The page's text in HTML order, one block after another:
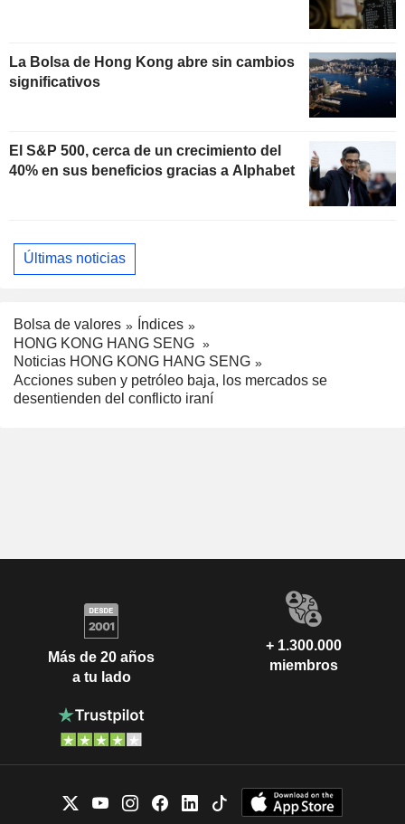
La Bolsa de Hong Kong abre sin cambios
significativos
El S&P 500, cerca de un crecimiento del
40% en sus beneficios gracias a Alphabet
Últimas noticias
Bolsa de valores
Índices
HONG KONG HANG SENG
Noticias HONG KONG HANG SENG
Acciones suben y petróleo baja, los mercados se
desentienden del conflicto iraní
Más de 20 años
a tu lado
+ 1.300.000
miembros